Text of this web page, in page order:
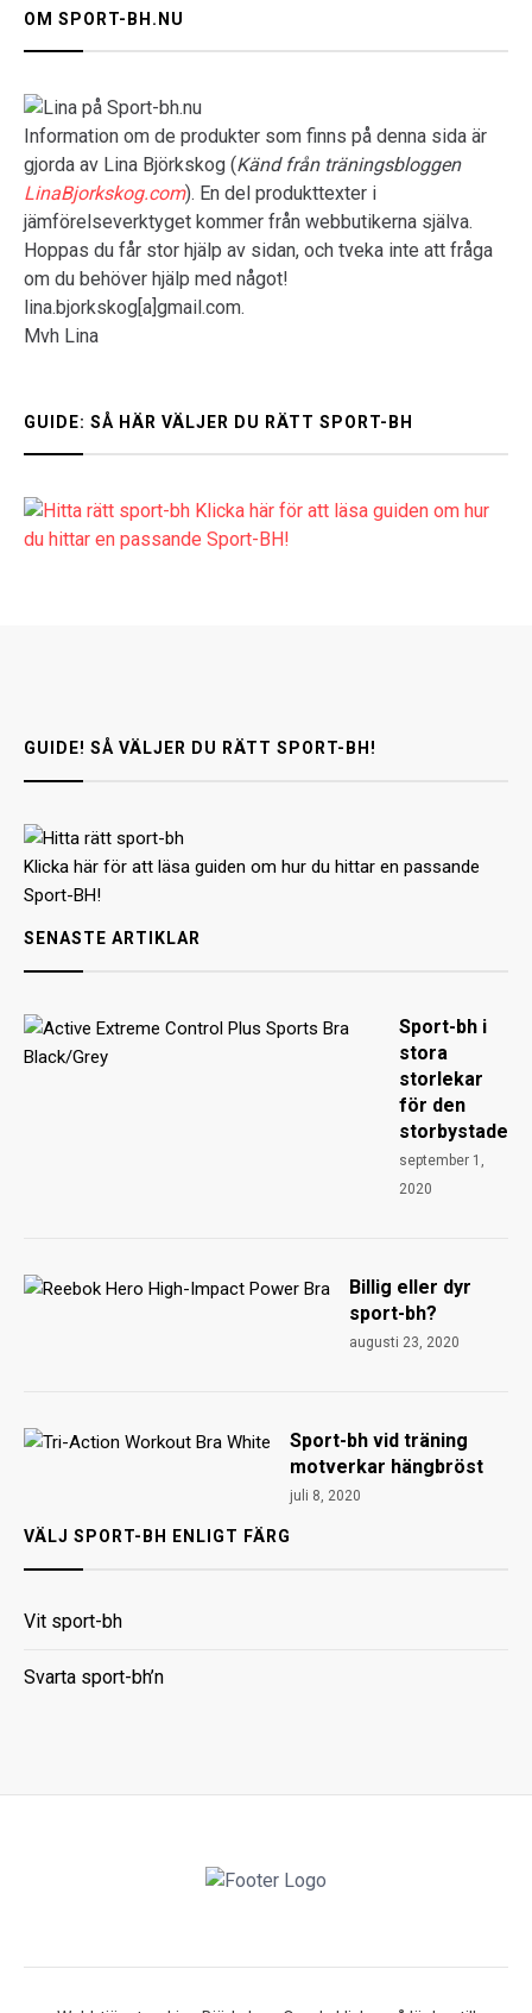
OM SPORT-BH.NU
Information om de produkter som finns på denna sida är
gjorda av Lina Björkskog (Känd från träningsbloggen
LinaBjorkskog.com). En del produkttexter i
jämförelseverktyget kommer från webbutikerna själva.
Hoppas du får stor hjälp av sidan, och tveka inte att fråga
om du behöver hjälp med något!
lina.bjorkskog[a]gmail.com.
Mvh Lina
GUIDE: SÅ HÄR VÄLJER DU RÄTT SPORT-BH
Klicka här för att läsa guiden om hur
du hittar en passande Sport-BH!
GUIDE! SÅ VÄLJER DU RÄTT SPORT-BH!
Klicka här för att läsa guiden om hur du hittar en passande
Sport-BH!
SENASTE ARTIKLAR
Sport-bh i
stora
storlekar
för den
storbystade
september 1,
2020
Billig eller dyr
sport-bh?
augusti 23, 2020
Sport-bh vid träning
motverkar hängbröst
juli 8, 2020
VÄLJ SPORT-BH ENLIGT FÄRG
Vit sport-bh
Svarta sport-bh’n